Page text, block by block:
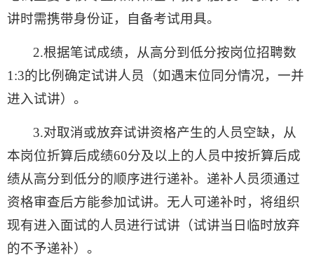
讲时需携带身份证，自备考试用具。
2.根据笔试成绩，从高分到低分按岗位招聘数
1:3的比例确定试讲人员（如遇末位同分情况，一并
进入试讲）。
3.对取消或放弃试讲资格产生的人员空缺，从
本岗位折算后成绩60分及以上的人员中按折算后成
绩从高分到低分的顺序进行递补。递补人员须通过
资格审查后方能参加试讲。无人可递补时，将组织
现有进入面试的人员进行试讲（试讲当日临时放弃
的不予递补）。